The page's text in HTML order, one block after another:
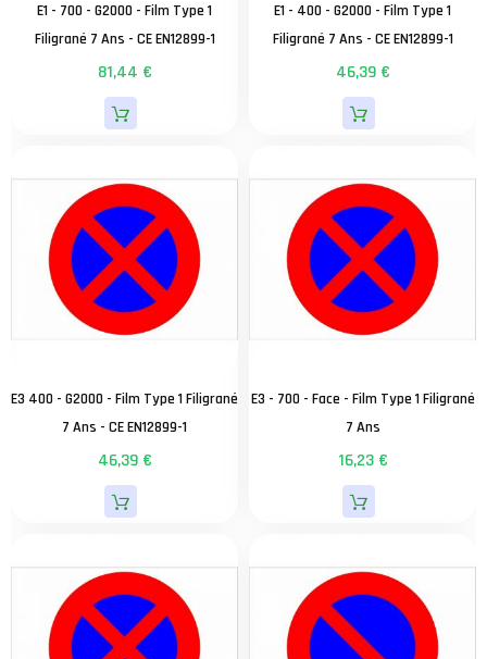
E1 - 700 - G2000 - Film Type 1
Filigrané 7 Ans - CE EN12899-1
81,44 €
E1 - 400 - G2000 - Film Type 1
Filigrané 7 Ans - CE EN12899-1
46,39 €
E3 400 - G2000 - Film Type 1 Filigrané
7 Ans - CE EN12899-1
46,39 €
E3 - 700 - Face - Film Type 1 Filigrané
7 Ans
16,23 €